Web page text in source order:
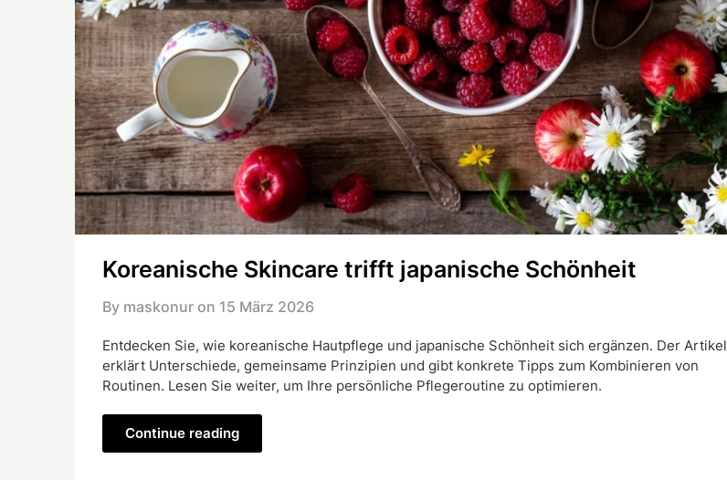
Koreanische Skincare trifft japanische Schönheit
By maskonur on 15 März 2026
Entdecken Sie, wie koreanische Hautpflege und japanische Schönheit sich ergänzen. Der Artikel
erklärt Unterschiede, gemeinsame Prinzipien und gibt konkrete Tipps zum Kombinieren von
Routinen. Lesen Sie weiter, um Ihre persönliche Pflegeroutine zu optimieren.
Continue reading